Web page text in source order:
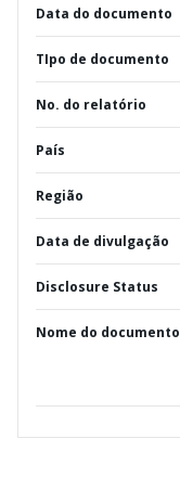
Data do documento
TIpo de documento
No. do relatório
País
Região
Data de divulgação
Disclosure Status
Nome do documento